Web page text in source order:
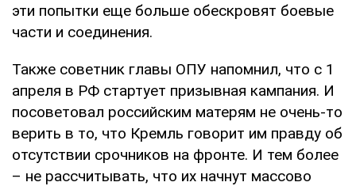
эти попытки еще больше обескровят боевые
части и соединения.
Также советник главы ОПУ напомнил, что с 1
апреля в РФ стартует призывная кампания. И
посоветовал российским матерям не очень-то
верить в то, что Кремль говорит им правду об
отсутствии срочников на фронте. И тем более
– не рассчитывать, что их начнут массово